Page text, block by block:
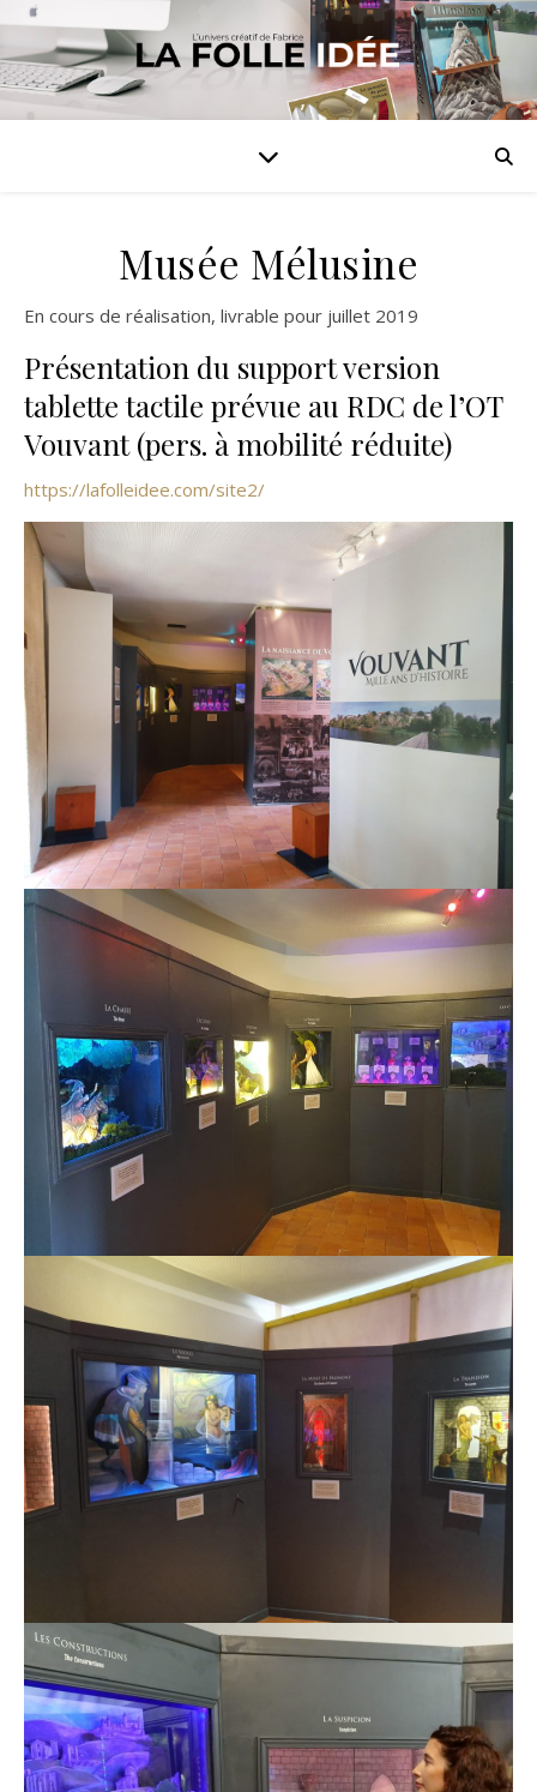
Musée Mélusine
En cours de réalisation, livrable pour juillet 2019
Présentation du support version
tablette tactile prévue au RDC de l’OT
Vouvant (pers. à mobilité réduite)
https://lafolleidee.com/site2/